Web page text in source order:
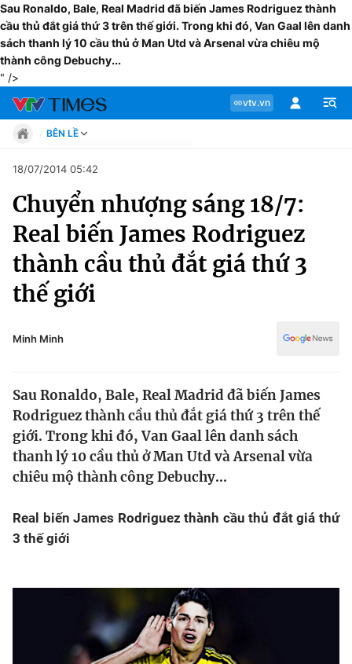
Sau Ronaldo, Bale, Real Madrid đã biến James Rodriguez thành
cầu thủ đắt giá thứ 3 trên thế giới. Trong khi đó, Van Gaal lên danh
sách thanh lý 10 cầu thủ ở Man Utd và Arsenal vừa chiêu mộ
thành công Debuchy...
" />
vtv.vn
Chuyên mục
Tin tức
Move
Phong cách
Sự kiện
Bóng đá
Thể thao Điện tử
BÊN LỀ
Move
Phong cách
Chân dung
Sự kiện
Bóng đá
Thể thao điện tử
Các môn khác
Bên lề
18/07/2014 05:42
Chuyển nhượng sáng 18/7:
Real biến James Rodriguez
thành cầu thủ đắt giá thứ 3
thế giới
Minh Minh
Sau Ronaldo, Bale, Real Madrid đã biến James
Rodriguez thành cầu thủ đắt giá thứ 3 trên thế
giới. Trong khi đó, Van Gaal lên danh sách
thanh lý 10 cầu thủ ở Man Utd và Arsenal vừa
chiêu mộ thành công Debuchy...
Real biến James Rodriguez thành cầu thủ đắt giá thứ
3 thế giới